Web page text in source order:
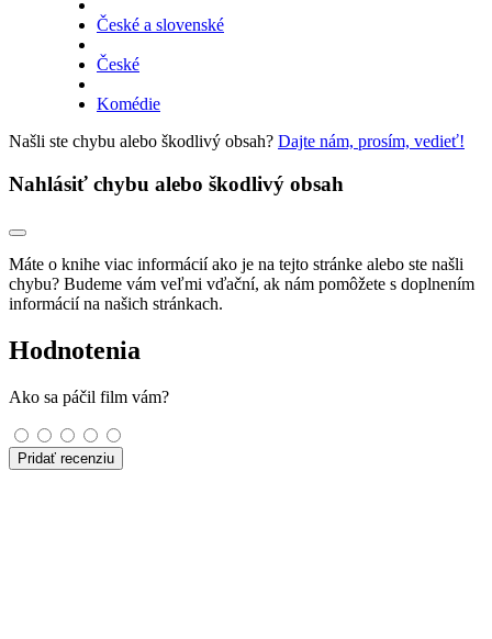
České a slovenské
České
Komédie
Našli ste chybu alebo škodlivý obsah? Dajte nám, prosím, vedieť!
Nahlásiť chybu alebo škodlivý obsah
Máte o knihe viac informácií ako je na tejto stránke alebo ste našli
chybu? Budeme vám veľmi vďační, ak nám pomôžete s doplnením
informácií na našich stránkach.
Hodnotenia
Ako sa páčil film vám?
Pridať recenziu